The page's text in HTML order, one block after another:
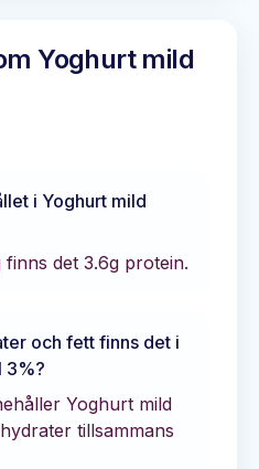
Yoghurt mild
i Yoghurt mild
finns det 3.6g protein.
och fett finns det i
3%?
Yoghurt mild
tillsammans